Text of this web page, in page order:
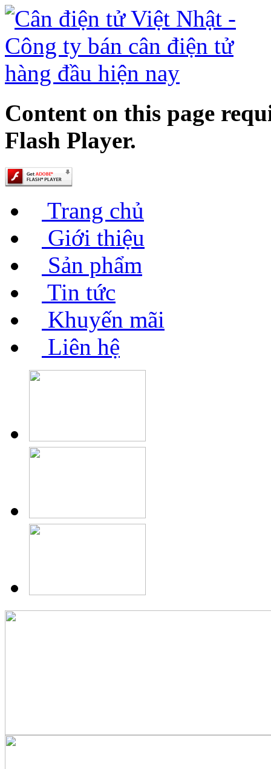
Content on this page
Flash Player.
Trang chủ
Giới thiệu
Sản phẩm
Tin tức
Khuyến mãi
Liên hệ